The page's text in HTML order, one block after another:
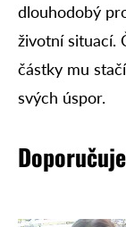
dlouhodobý
životní situací.
částky mu
svých úspor.